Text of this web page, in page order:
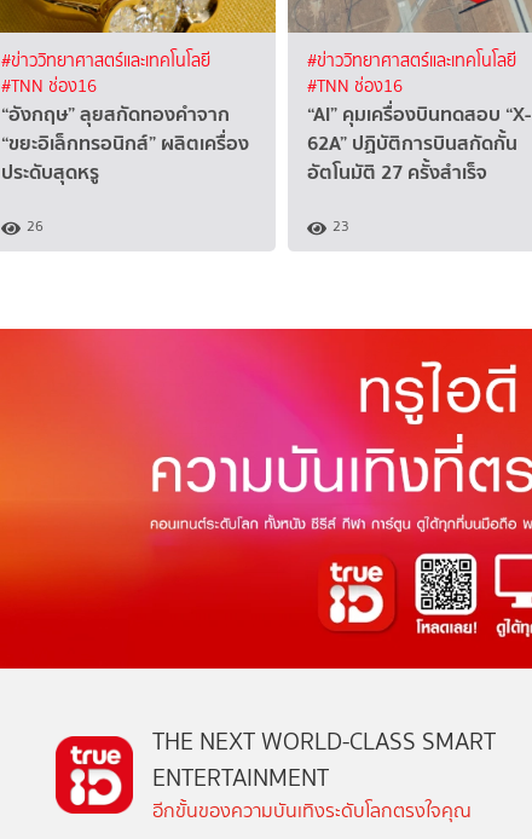
#ข่าววิทยาศาสตร์และเทคโนโลยี
#TNN ช่อง16
“อังกฤษ” ลุยสกัดทองคำจาก
“ขยะอิเล็กทรอนิกส์” ผลิตเครื่อง
ประดับสุดหรู
26
#ข่าววิทยาศาสตร์และเทคโนโลยี
#TNN ช่อง16
“AI” คุมเครื่องบินทดสอบ “X-
62A” ปฏิบัติการบินสกัดกั้น
อัตโนมัติ 27 ครั้งสำเร็จ
23
THE NEXT WORLD-CLASS SMART
ENTERTAINMENT
อีกขั้นของความบันเทิงระดับโลกตรงใจคุณ